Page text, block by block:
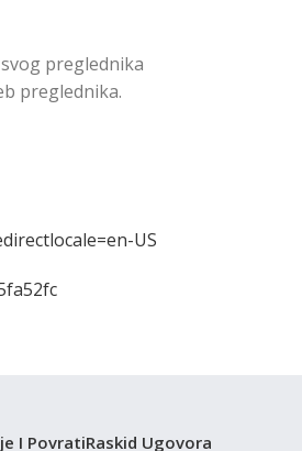
preglednika
preglednika.
US
I PovratiRaskid Ugovora